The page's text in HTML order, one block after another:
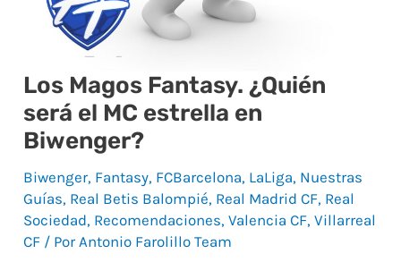
Los Magos Fantasy. ¿Quién
será el MC estrella en
Biwenger?
Biwenger, Fantasy, FCBarcelona, LaLiga, Nuestras
Guías, Real Betis Balompié, Real Madrid CF, Real
Sociedad, Recomendaciones,Valencia CF,Villarreal
CF / PorAntonio Farolillo Team